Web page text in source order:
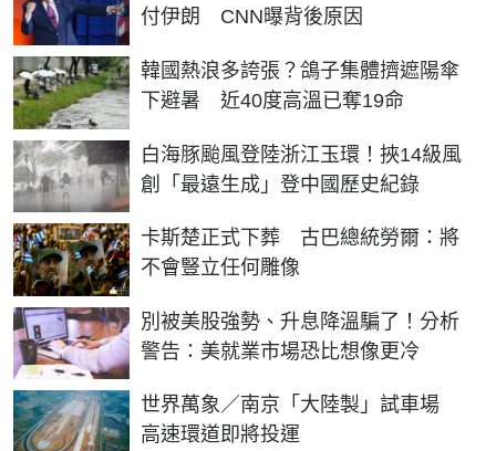
付伊朗 CNN曝背後原因
韓國熱浪多誇張？鴿子集體擠遮陽傘
下避暑 近40度高溫已奪19命
白海豚颱風登陸浙江玉環！挾14級風
創「最遠生成」登中國歷史紀錄
卡斯楚正式下葬 古巴總統勞爾：將
不會豎立任何雕像
別被美股強勢、升息降溫騙了！分析
警告：美就業市場恐比想像更冷
世界萬象／南京「大陸製」試車場
高速環道即將投運